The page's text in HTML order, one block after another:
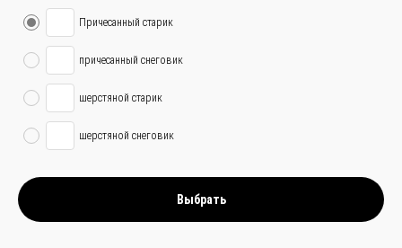
Причесанный старик
причесанный снеговик
шерстяной старик
шерстяной снеговик
Выбрать
связаться с
нами —просто
и быстро
+